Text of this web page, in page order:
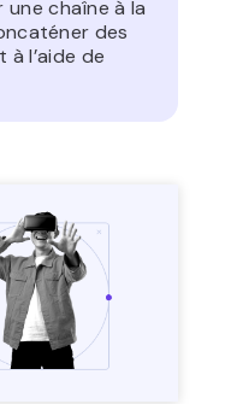
chaîne à la
des
à l’aide de